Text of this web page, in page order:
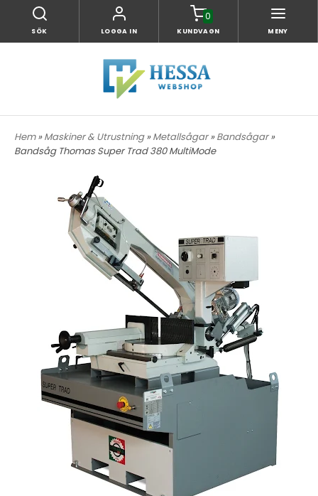
SÖK LOGGA IN
0
KUNDVAGN MENY
Hem»Maskiner & Utrustning»Metallsågar»Bandsågar»
Bandsåg Thomas Super Trad 380 MultiMode